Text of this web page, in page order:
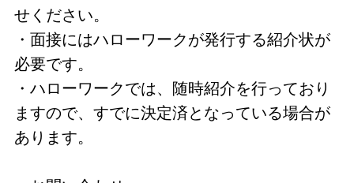
せください。
・面接にはハローワークが発行する紹介状が
必要です。
・ハローワークでは、随時紹介を行っており
ますので、すでに決定済となっている場合が
あります。